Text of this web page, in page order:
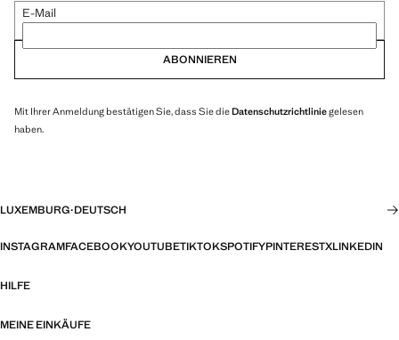
E-Mail
ABONNIEREN
Mit Ihrer Anmeldung bestätigen Sie, dass Sie dieDatenschutzrichtliniegelesen
haben.
LUXEMBURG·DEUTSCH
INSTAGRAMFACEBOOKYOUTUBETIKTOKSPOTIFYPINTERESTXLINKEDIN
HILFE
MEINE EINKÄUFE